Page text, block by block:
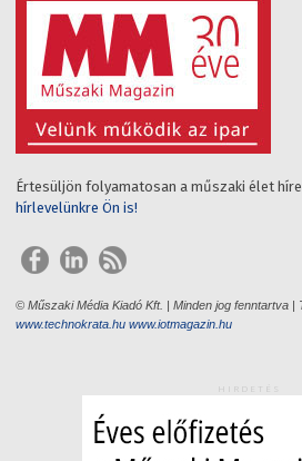
Értesüljön folyamatosan a műszaki élet
hírlevelünkre Ön is!
© Műszaki Média Kiadó Kft. | Minden jog fenntartva |
www.technokrata.hu www.iotmagazin.hu
HIRDETÉS